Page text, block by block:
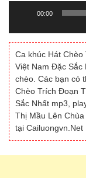
00:00
Ca khúc Hát
Việt Nam Đặc Sắc
chèo. Các bạn có
Chèo Trích Đoạn
Sắc Nhất mp3,
Thị Mầu Lên
tại Cailuongvn.Net